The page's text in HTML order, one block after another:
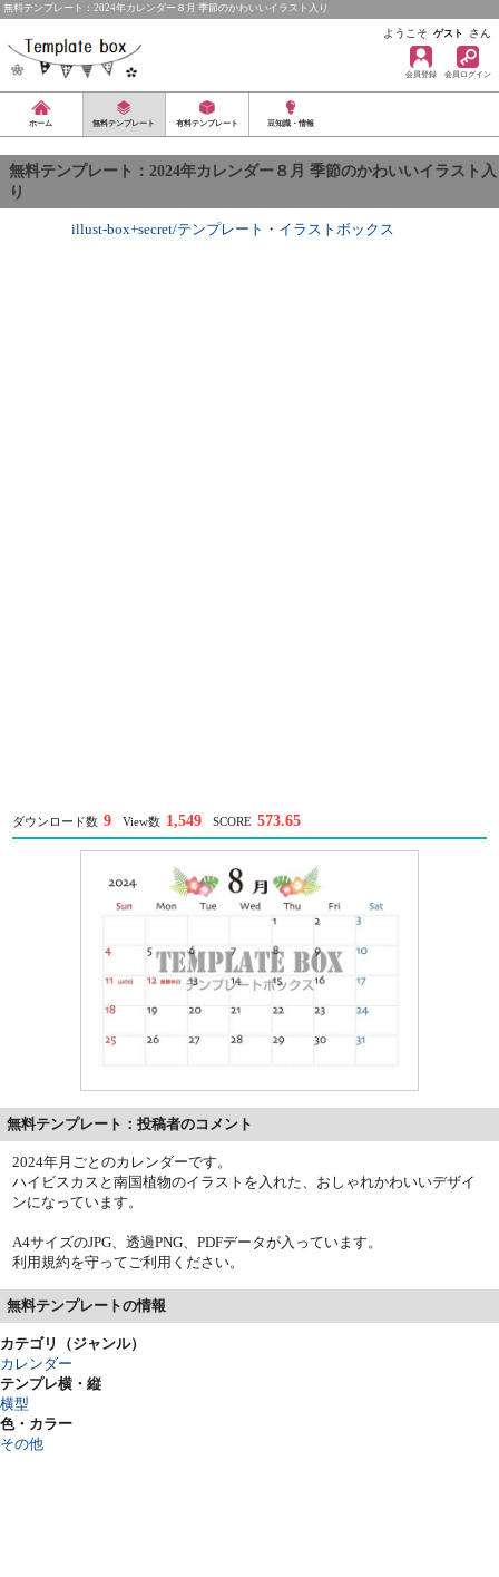
無料テンプレート：2024年カレンダー８月 季節のかわいいイラスト入り
ようこそ ゲスト さん
会員登録 会員ログイン
ホーム 無料テンプレート 有料テンプレート 豆知識・情報
無料テンプレート：2024年カレンダー８月 季節のかわいいイラスト入
り
illust-box+secret/テンプレート ・ イラストボックス
ダウンロード数 9 View数 1,549 SCORE 573.65
無料テンプレート：投稿者のコメント
2024年月ごとのカレンダーです。
ハイビスカスと南国植物のイラストを入れた、おしゃれかわいいデザイ
ンになっています。
A4サイズのJPG、透過PNG、PDFデータが入っています。
利用規約を守ってご利用ください。
無料テンプレートの情報
カテゴリ（ジャンル）
カレンダー
テンプレ横・縦
横型
色・カラー
その他